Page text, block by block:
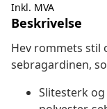
Inkl. MVA
Beskrivelse
Hev rommets stil
sebragardinen,
Slitesterk og